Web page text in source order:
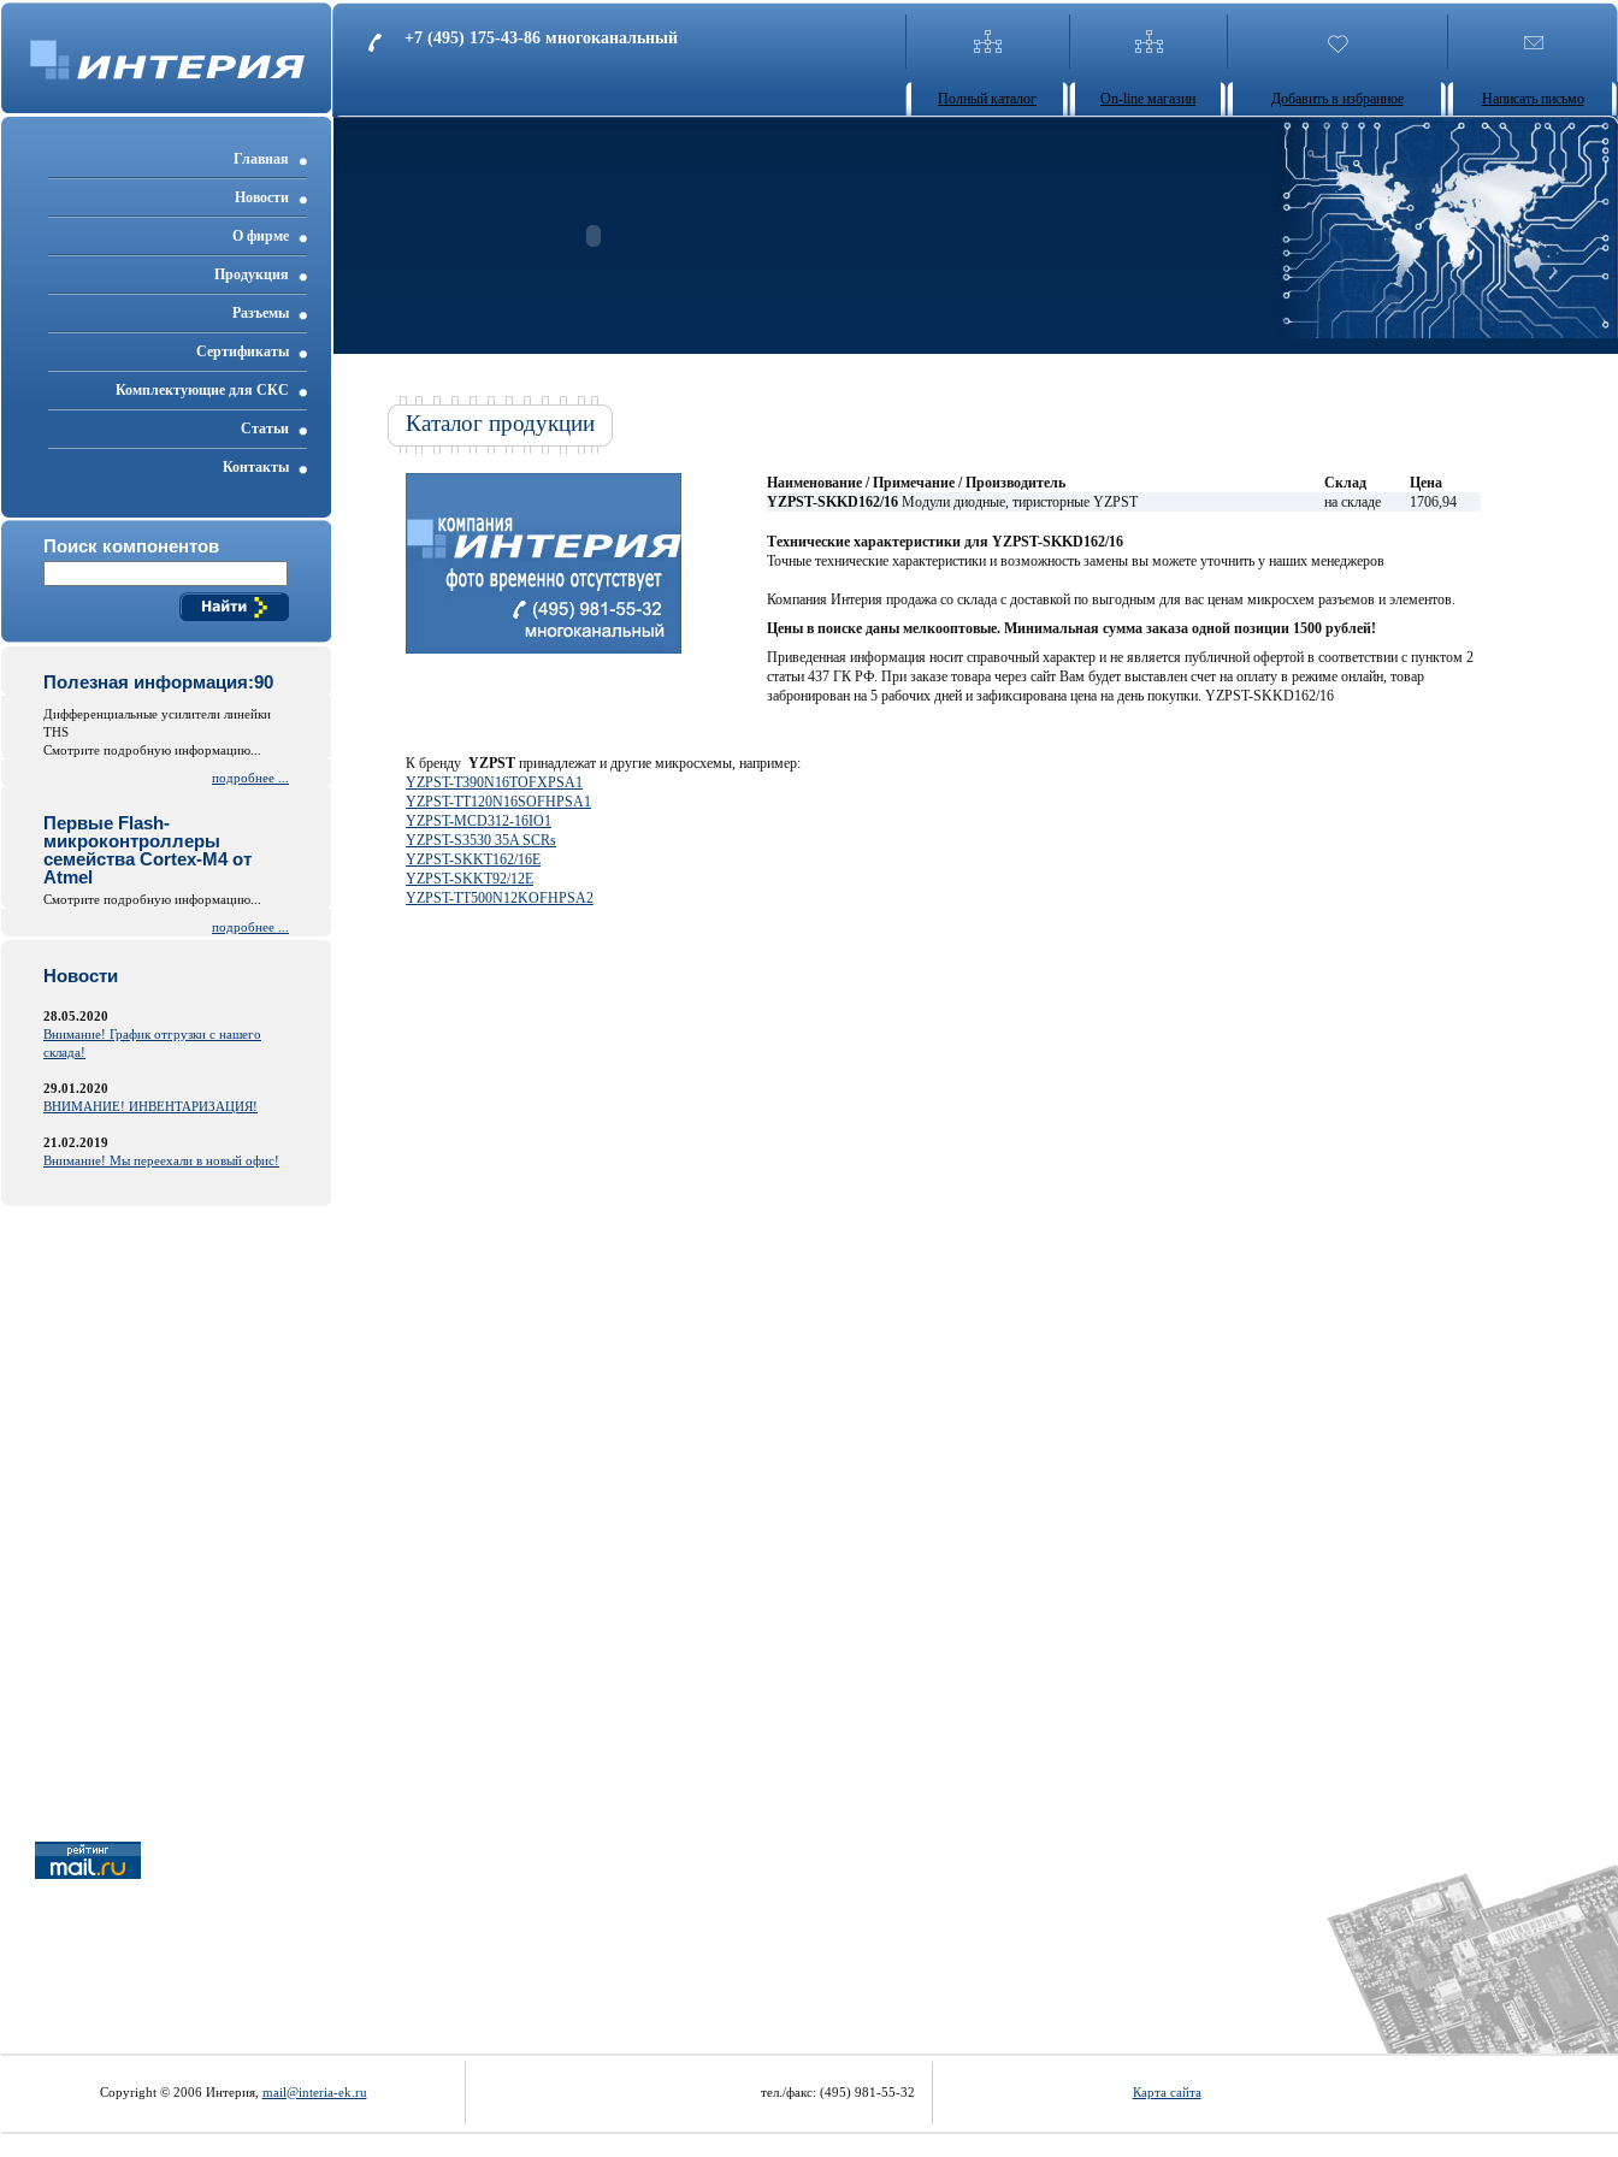
+7 (495) 175-43-86 многоканальный
Полный каталог On-line магазин Добавить в избранное Написать письмо
Главная
Новости
О фирме
Продукция
Разъемы
Cертификаты
Комплектующие для СКС
Статьи
Контакты
Поиск компонентов
Полезная информация:90
Дифференциальные усилители линейки
THS
Смотрите подробную информацию...
подробнее ...
Первые Flash-
микроконтроллеры
семейства Cortex-M4 от
Atmel
Смотрите подробную информацию...
подробнее ...
Новости
28.05.2020
Внимание! График отгрузки с нашего
склада!
29.01.2020
ВНИМАНИЕ! ИНВЕНТАРИЗАЦИЯ!
21.02.2019
Внимание! Мы переехали в новый офис!
Каталог продукции
Наименование / Примечание / Производитель Склад
Цена
YZPST-SKKD162/16 Модули диодные, тиристорные YZPST на складе 1706,94
Технические характеристики для YZPST-SKKD162/16
Точные технические характеристики и возможность замены вы можете уточнить у наших менеджеров
Компания Интерия продажа со склада с доставкой по выгодным для вас ценам микросхем разъемов и элементов.
Цены в поиске даны мелкооптовые. Минимальная сумма заказа одной позиции 1500 рублей!
Приведенная информация носит справочный характер и не является публичной офертой в соответствии с пунктом 2
статьи 437 ГК РФ. При заказе товара через сайт Вам будет выставлен счет на оплату в режиме онлайн, товар
забронирован на 5 рабочих дней и зафиксирована цена на день покупки. YZPST-SKKD162/16
К бренду YZPST принадлежат и другие микросхемы, например:
YZPST-T390N16TOFXPSA1
YZPST-TT120N16SOFHPSA1
YZPST-MCD312-16IO1
YZPST-S3530 35A SCRs
YZPST-SKKT162/16E
YZPST-SKKT92/12E
YZPST-TT500N12KOFHPSA2
Copyright © 2006 Интерия, mail@interia-ek.ru тел./факс: (495) 981-55-32 Карта сайта